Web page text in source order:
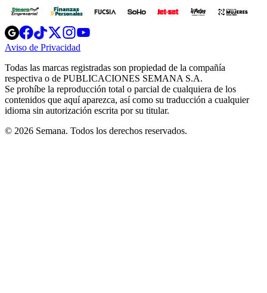
Opens
in
new
Opens
in
new
Opens
in
new
window
Opens
new
windowwindow
Aviso de Privacidad
new
window
Todas las marcas registradas son propiedad de la compañía
respectiva o de PUBLICACIONES SEMANA S.A.
Se prohíbe la reproducción total o parcial de cualquiera de los
contenidos que aquí aparezca, así como su traducción a cualquier
idioma sin autorización escrita por su titular.
© 2026 Semana. Todos los derechos reservados.